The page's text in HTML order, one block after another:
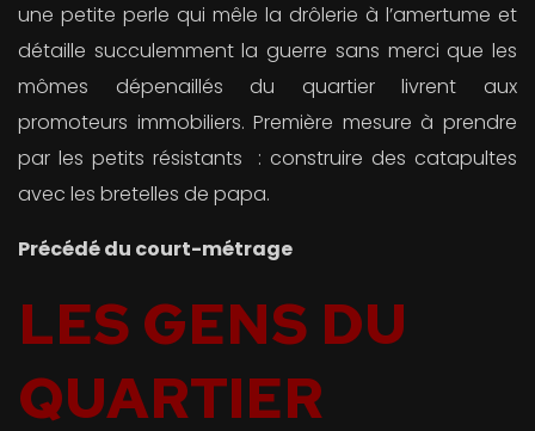
une petite perle qui mêle la drôlerie à l’amertume et
détaille succulemment la guerre sans merci que les
mômes dépenaillés du quartier livrent aux
promoteurs immobiliers. Première mesure à prendre
par les petits résistants : construire des catapultes
avec les bretelles de papa.
Précédé du court-métrage
LES GENS DU
QUARTIER